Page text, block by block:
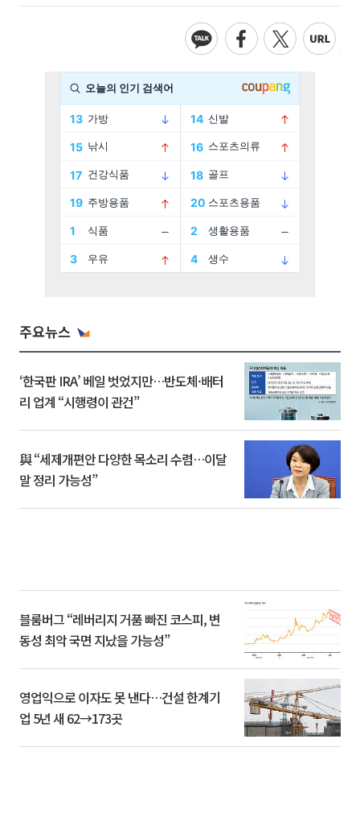
주요뉴스
‘한국판 IRA’ 베일 벗었지만…반도체·배터
리 업계 “시행령이 관건”
與 “세제개편안 다양한 목소리 수렴…이달
말 정리 가능성”
블룸버그 “레버리지 거품 빠진 코스피, 변
동성 최악 국면 지났을 가능성”
영업익으로 이자도 못 낸다…건설 한계기
업 5년 새 62→173곳